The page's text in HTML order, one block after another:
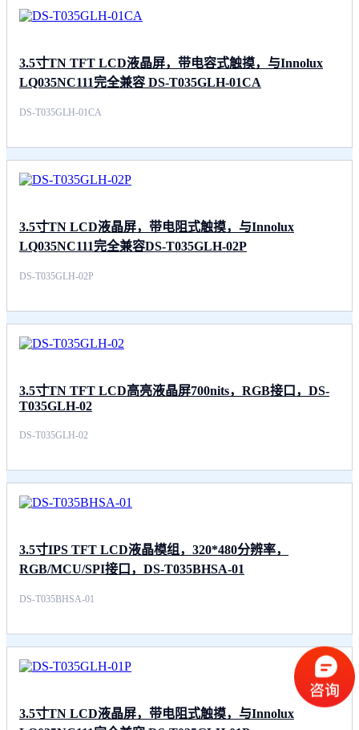
3.5寸TN TFT LCD液晶屏，带电容式触摸，与Innolux
LQ035NC111完全兼容 DS-T035GLH-01CA
DS-T035GLH-01CA
3.5寸TN LCD液晶屏，带电阻式触摸，与Innolux
LQ035NC111完全兼容DS-T035GLH-02P
DS-T035GLH-02P
3.5寸TN TFT LCD高亮液晶屏700nits，RGB接口，DS-
T035GLH-02
DS-T035GLH-02
3.5寸IPS TFT LCD液晶模组，320*480分辨率，
RGB/MCU/SPI接口，DS-T035BHSA-01
DS-T035BHSA-01
3.5寸TN LCD液晶屏，带电阻式触摸，与Innolux